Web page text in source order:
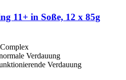
11+ in Soße, 12 x 85g
Verdauung
Verdauung